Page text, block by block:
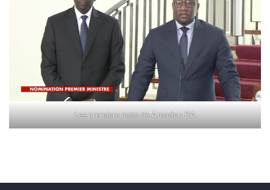
Les premiers mots de Amadou BA